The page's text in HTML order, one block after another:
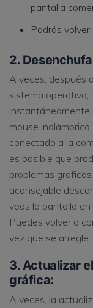
pantalla
Podrás
2.
A veces, después
sistema operativo,
instantáneamente
mouse
conectado a la
es posible que
problemas
aconsejable
veas la pantalla
Puedes volver a
vez que se arregle
3. Actualizar
gráfica:
A veces, la